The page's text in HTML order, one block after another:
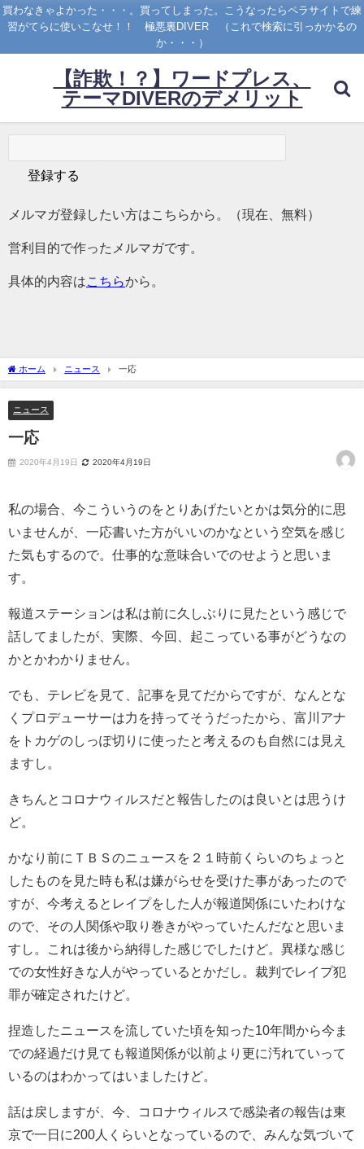
買わなきゃよかった・・・。買ってしまった。こうなったらペラサイトで練
習がてらに使いこなせ！！ 極悪裏DIVER （これで検索に引っかかるの
か・・・）
【詐欺！？】ワードプレス、
テーマDIVERのデメリット
メルマガ登録したい方はこちらから。（現在、無料）
営利目的で作ったメルマガです。
具体的内容は こちらから。
ホーム ニュース 一応
ニュース
一応
2020年4月19日 2020年4月19日
私の場合、今こういうのをとりあげたいとかは気分的に思
いませんが、一応書いた方がいいのかなという空気を感じ
た気もするので。仕事的な意味合いでのせようと思いま
す。
報道ステーションは私は前に久しぶりに見たという感じで
話してましたが、実際、今回、起こっている事がどうなの
かとかわかりません。
でも、テレビを見て、記事を見てだからですが、なんとな
くプロデューサーは力を持ってそうだったから、富川アナ
をトカゲのしっぽ切りに使ったと考えるのも自然には見え
ますし。
きちんとコロナウィルスだと報告したのは良いとは思うけ
ど。
かなり前にＴＢＳのニュースを２１時前くらいのちょっと
したものを見た時も私は嫌がらせを受けた事があったので
すが、今考えるとレイプをした人が報道関係にいたわけな
ので、その人関係や取り巻きがやっていたんだなと思いま
すし。これは後から納得した感じでしたけど。異様な感じ
での女性好きな人がやっているとかだし。裁判でレイプ犯
罪が確定されたけど。
捏造したニュースを流していた頃を知った10年間から今ま
での経過だけ見ても報道関係が以前より更に汚れていって
いるのはわかってはいましたけど。
話は戻しますが、今、コロナウィルスで感染者の報告は東
京で一日に200人くらいとなっているので、みんな気づいて